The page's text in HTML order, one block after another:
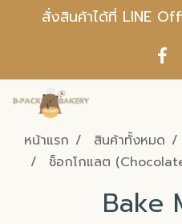
สั่งสินค้าได้ที่ LINE
หน้าแรก สินค้าทั้งหมด
ช็อกโกแลต
Bake